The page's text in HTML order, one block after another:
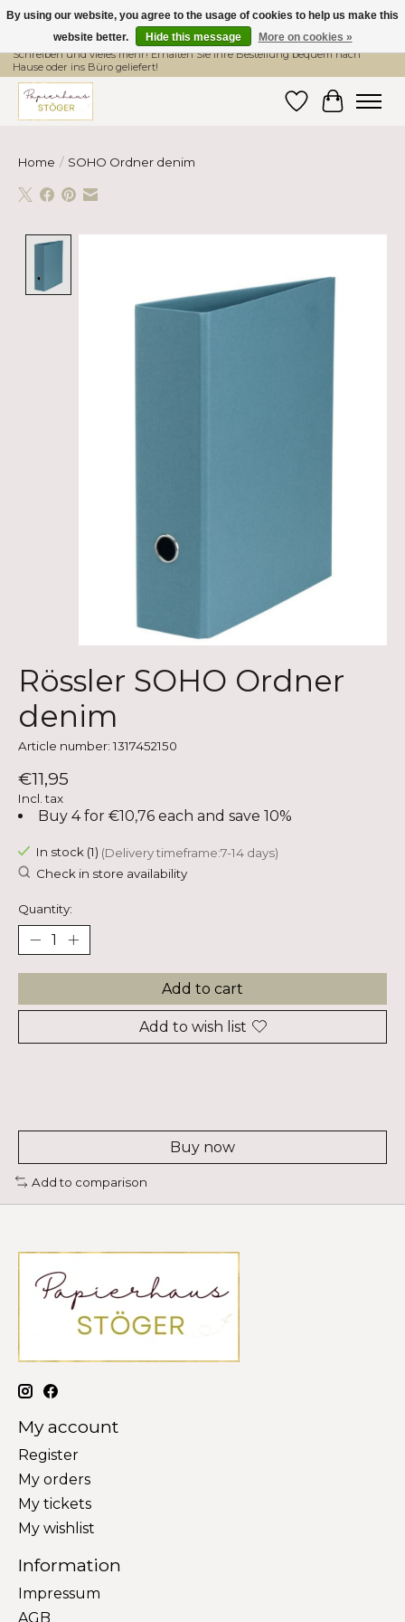
Hier finden Sie hochwertige Produkte im Bereich Schule, Büro, Papier,
Schreiben und vieles mehr! Erhalten Sie Ihre Bestellung bequem nach
Hause oder ins Büro geliefert!
WishlistCart
Home / SOHO Ordner denim
Rössler SOHO Ordner
denim
Article number: 1317452150
€11,95
Incl. tax
Buy 4 for €10,76 each and save 10%
In stock (1) (Delivery timeframe:7-14 days)
Check in store availability
Quantity:
Add to cart
Add to wish list
Buy now
Add to comparison
My account
Register
My orders
My tickets
My wishlist
Information
Impressum
AGB
By using our website, you agree to the usage of cookies to help us make this
website better.
Hide this message More on cookies »